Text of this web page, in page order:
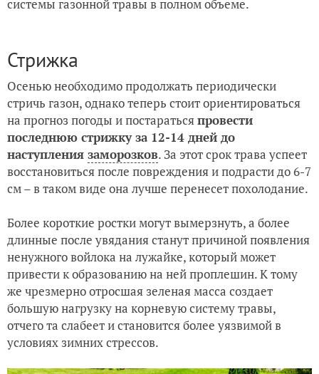
системы газонной травы в полном объеме.
Стрижка
Осенью необходимо продолжать периодически
стричь газон, однако теперь стоит ориентироваться
на прогноз погоды и постаратьсяпровести
последнюю стрижку за 12-14 дней до
наступления заморозков. За этот срок трава успеет
восстановиться после повреждения и подрасти до 6-7
см – в таком виде она лучше перенесет похолодание.
Более короткие ростки могут вымерзнуть, а более
длинные после увядания станут причиной появления
ненужного войлока на лужайке, который может
привести к образованию на ней проплешин. К тому
же чрезмерно отросшая зеленая масса создает
большую нагрузку на корневую систему травы,
отчего та слабеет и становится более уязвимой в
условиях зимних стрессов.